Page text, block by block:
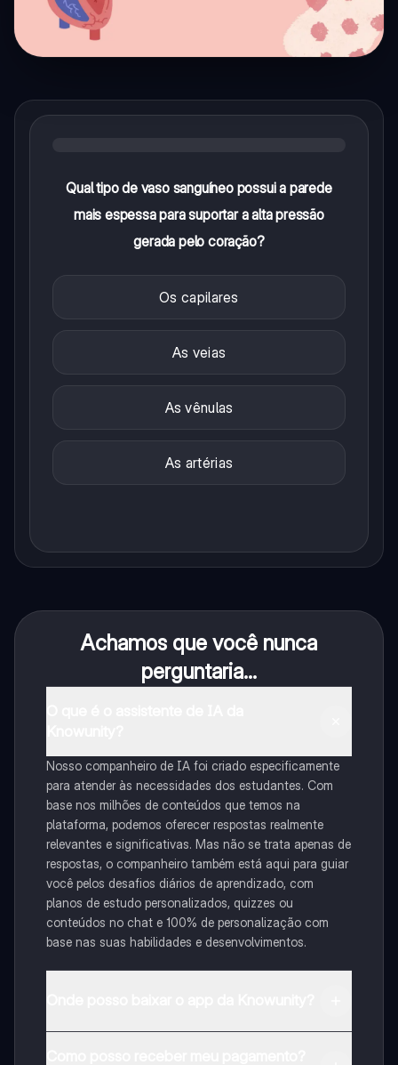
Qual tipo de vaso sanguíneo possui a parede
mais espessa para suportar a alta pressão
gerada pelo coração?
Os capilares
As veias
As vênulas
As artérias
Achamos que você nunca
perguntaria...
Nosso companheiro de IA foi criado especificamente
para atender às necessidades dos estudantes. Com
base nos milhões de conteúdos que temos na
plataforma, podemos oferecer respostas realmente
relevantes e significativas. Mas não se trata apenas de
respostas, o companheiro também está aqui para guiar
você pelos desafios diários de aprendizado, com
planos de estudo personalizados, quizzes ou
conteúdos no chat e 100% de personalização com
base nas suas habilidades e desenvolvimentos.